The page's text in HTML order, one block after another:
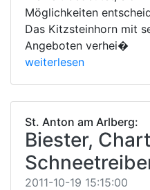
Möglichkeiten
Das Kitzsteinhorn mit
Angeboten verhei�
weiterlesen
St. Anton am Arlberg:
Biester,
2011-10-19 15:15:00